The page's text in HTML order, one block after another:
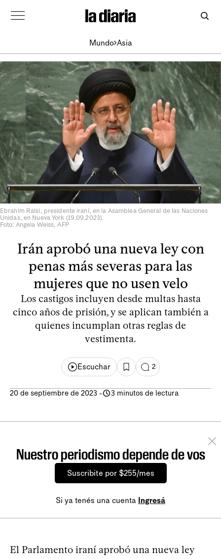
Mundo Asia
Ebrahim Raisi, presidente iraní, en la Asamblea General de las Naciones
Unidas, en Nueva York (19.09.2023).
Foto: Angela Weiss, AFP
Irán aprobó una nueva ley con
penas más severas para las
mujeres que no usen velo
Los castigos incluyen desde multas hasta
cinco años de prisión, y se aplican también a
quienes incumplan otras reglas de
vestimenta.
Escuchar 2
20 de septiembre de 2023 - 3 minutos de lectura
Nuestro periodismo depende de vos
Suscribite por $255/mes
Si ya tenés una cuenta Ingresá
El Parlamento iraní aprobó una nueva ley